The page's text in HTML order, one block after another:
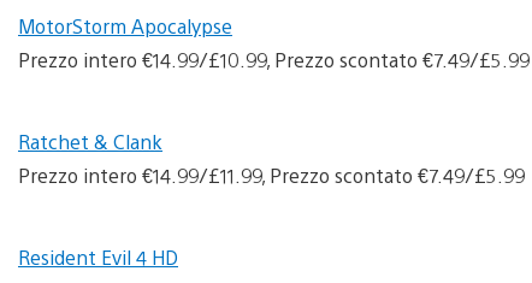
MotorStorm Apocalypse
Prezzo intero €14.99/£10.99, Prezzo scontato €7.49/£5.99
Ratchet & Clank
Prezzo intero €14.99/£11.99, Prezzo scontato €7.49/£5.99
Resident Evil 4 HD